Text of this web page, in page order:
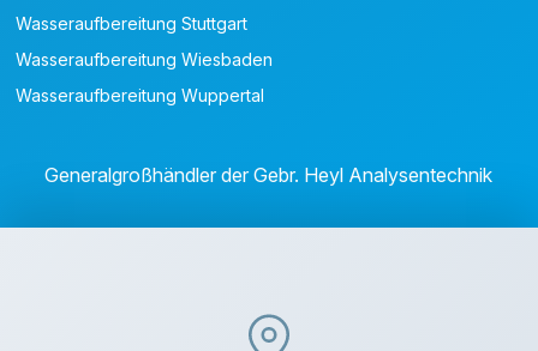
Wasseraufbereitung Stuttgart
Wasseraufbereitung Wiesbaden
Wasseraufbereitung Wuppertal
Generalgroßhändler der Gebr. Heyl Analysentechnik